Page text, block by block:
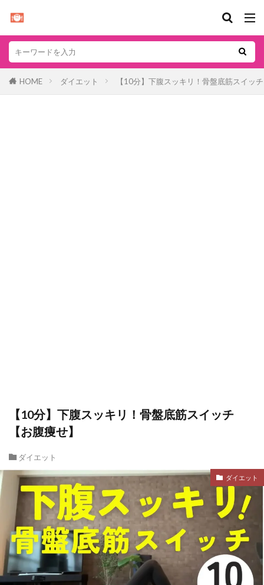
HOME ダイエット 【10分】下腹スッキリ！骨盤底筋スイッ
【10分】下腹スッキリ！骨盤底筋スイッチ
【お腹痩せ】
ダイエット
ダイエット